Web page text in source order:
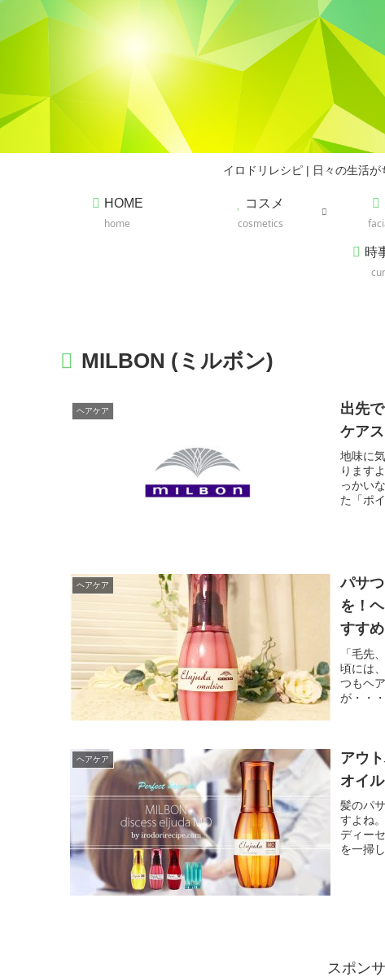
イロドリレシピ | 日々の生活
HOME
home
コスメ
cosmetics
時
MILBON (ミルボン)
ヘアケア
出先
ケア
地味に
ります
っかい
た「ポ
ヘアケア
パサ
を！
すすめ
「毛先
頃には
つもヘ
が・・
ヘアケア
アウ
オイ
髪のパ
すよね
ディー
を一掃
スポン